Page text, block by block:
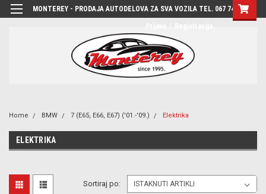
MONTEREY - PRODAJA AUTODELOVA ZA SVA VOZILA TEL. 067 7444-780
Home BMW 7 (E65, E66, E67) ('01.-'09.) Elektrika
ELEKTRIKA
Sortiraj po: